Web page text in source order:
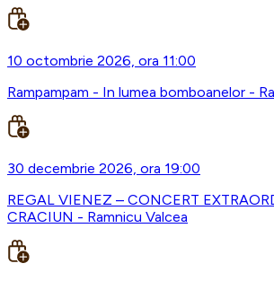
10 octombrie 2026, ora 11:00
Rampampam - In lumea bomboanelor -
30 decembrie 2026, ora 19:00
REGAL VIENEZ – CONCERT
CRACIUN - Ramnicu Valcea